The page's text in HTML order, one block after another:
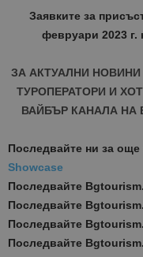
Заявките за
февруари 2023 г.
ЗА АКТУАЛНИ
ТУРОПЕРАТОРИ И
ВАЙБЪР КАНАЛА НА
Последвайте ни за още
Showcase
Последвайте
Последвайте
Последвайте
Последвайте